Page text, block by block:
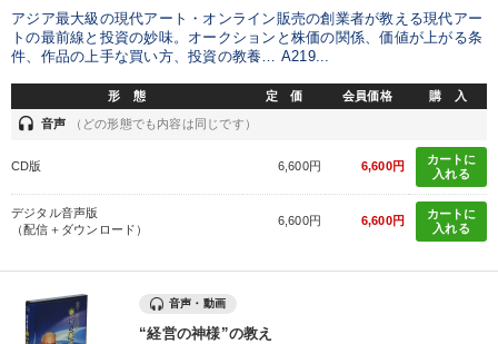
アジア最大級の現代アート・オンライン販売の創業者が教える現代アー
トの最前線と投資の妙味。オークションと株価の関係、価値が上がる条
件、作品の上手な買い方、投資の教養… A219...
形 態 定 価 会員価格 購 入
headset 音声 （どの形態でも内容は同じです）
CD版 6,600円 6,600円
カートに
入れる
デジタル音声版
（配信＋ダウンロード）
6,600円 6,600円
カートに
入れる
音声・動画
“経営の神様”の教え